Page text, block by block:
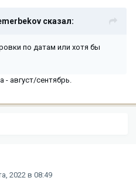
сказал:
по датам или хотя бы
август/сентябрь.
2022 в 08:49